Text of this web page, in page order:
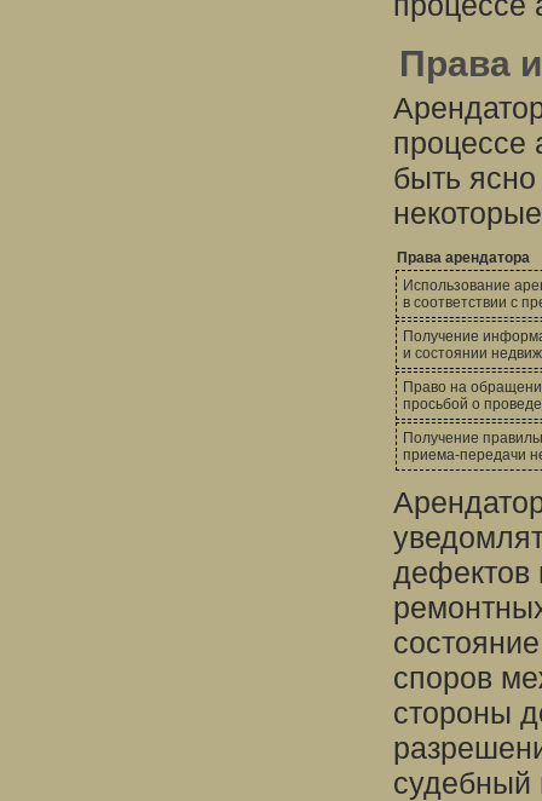
Права
процессе
быть
Права арендатора
Использование
в соответствии с
Получение
и состоянии
Право на
просьбой о
Получение
приема-передачи
дефектов
споров
стороны
судебный